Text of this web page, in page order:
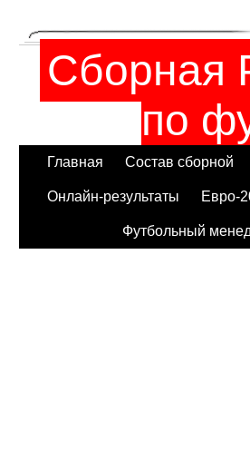
Сборная
по
Главная Состав сборной
Онлайн-результаты Евро-
Футбольный